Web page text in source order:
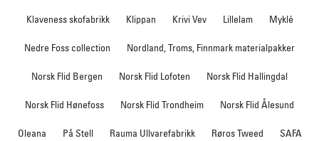
Klaveness skofabrikk Klippan Krivi Vev Lillelam Myklé
Nedre Foss collection Nordland, Troms, Finnmark materialpakker
Norsk Flid Bergen Norsk Flid Lofoten Norsk Flid Hallingdal
Norsk Flid Hønefoss Norsk Flid Trondheim Norsk Flid Ålesund
Oleana På Stell Rauma Ullvarefabrikk Røros Tweed SAFA